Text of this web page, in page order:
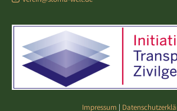
Impressum |